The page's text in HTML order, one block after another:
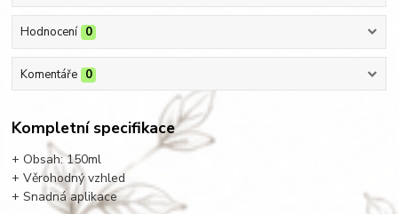
Hodnocení 0
Komentáře 0
Kompletní specifikace
+ Obsah: 150ml
+ Věrohodný vzhled
+ Snadná aplikace